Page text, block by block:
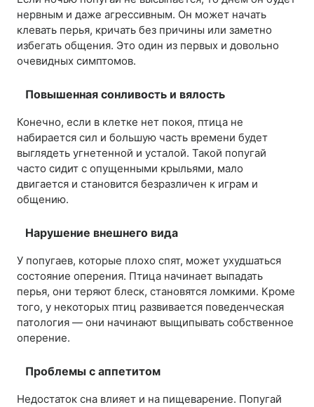
нервным и даже агрессивным. Он может начать
клевать перья, кричать без причины или заметно
избегать общения. Это один из первых и довольно
очевидных симптомов.
Повышенная сонливость и вялость
Конечно, если в клетке нет покоя, птица не
набирается сил и большую часть времени будет
выглядеть угнетенной и усталой. Такой попугай
часто сидит с опущенными крыльями, мало
двигается и становится безразличен к играм и
общению.
Нарушение внешнего вида
У попугаев, которые плохо спят, может ухудшаться
состояние оперения. Птица начинает выпадать
перья, они теряют блеск, становятся ломкими. Кроме
того, у некоторых птиц развивается поведенческая
патология — они начинают выщипывать собственное
оперение.
Проблемы с аппетитом
Недостаток сна влияет и на пищеварение. Попугай